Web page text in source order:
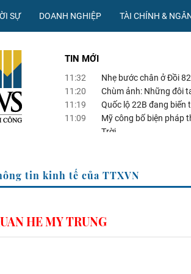
SỰ DOANH NGHIỆP TÀI CHÍNH &
TIN MỚI
11:32
Nhẹ bước chân ở Đồi
11:20
Chùm ảnh: Những đôi
11:19
Quốc lộ 22B đang biến
11:09
Mỹ công bố biện pháp
Trời
Thông tin kinh tế của TTXVN
HE MY TRUNG